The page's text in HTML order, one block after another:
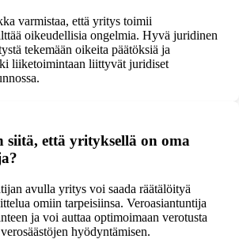
varmistaa, että yritys toimii
oikeudellisia ongelmia. Hyvä juridinen
tekemään oikeita päätöksiä ja
liiketoimintaan liittyvät juridiset
siitä, että yrityksellä on oma
avulla yritys voi saada räätälöityä
omiin tarpeisiinsa. Veroasiantuntija
ja voi auttaa optimoimaan verotusta
hyödyntämisen.